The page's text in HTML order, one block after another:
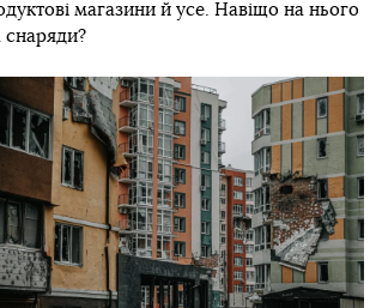
магазини й усе. Навіщо на нього
снаряди?